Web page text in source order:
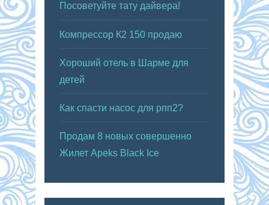
Посоветуйте тату дайвера!
Компрессор К2 150 продаю
Хороший отель в Шарме для
детей
Как спасти насос для рпп2?
Продам 8 новых совершенно
Жилет Apeks Black Ice